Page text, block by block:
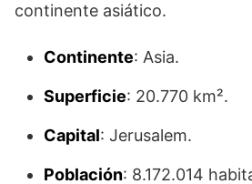
continente asiático.
Continente: Asia.
Superficie: 20.770 km².
Capital: Jerusalem.
Población: 8.172.014